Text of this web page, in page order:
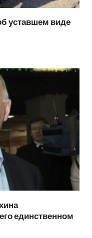
уставшем виде
единственном